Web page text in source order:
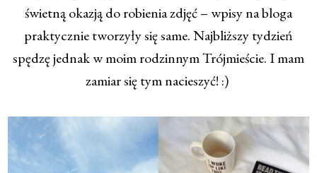
świetną okazją do robienia zdjęć – wpisy na bloga
praktycznie tworzyły się same. Najbliższy tydzień
spędzę jednak w moim rodzinnym Trójmieście. I mam
zamiar się tym nacieszyć! :)